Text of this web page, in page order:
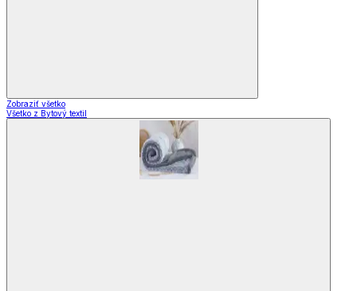
Zobraziť všetko
Všetko z Bytový textil